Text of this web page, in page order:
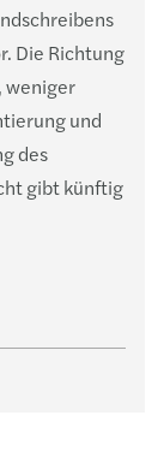
Die Richtung
weniger
und
des
gibt künftig